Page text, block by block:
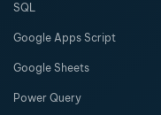
SQL
Google Apps Script
Google Sheets
Power Query